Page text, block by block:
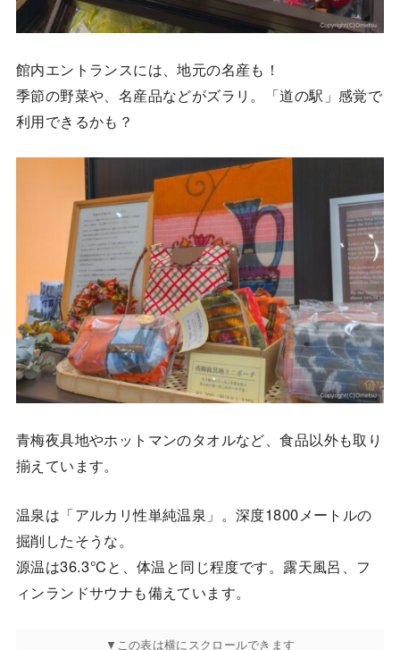
館内エントランスには、地元の名産も！
季節の野菜や、名産品などがズラリ。「道の駅」感覚で
利用できるかも？
青梅夜具地やホットマンのタオルなど、食品以外も取り
揃えています。
温泉は「アルカリ性単純温泉」。深度1800メートルの
掘削したそうな。
源温は36.3℃と、体温と同じ程度です。露天風呂、フ
ィンランドサウナも備えています。